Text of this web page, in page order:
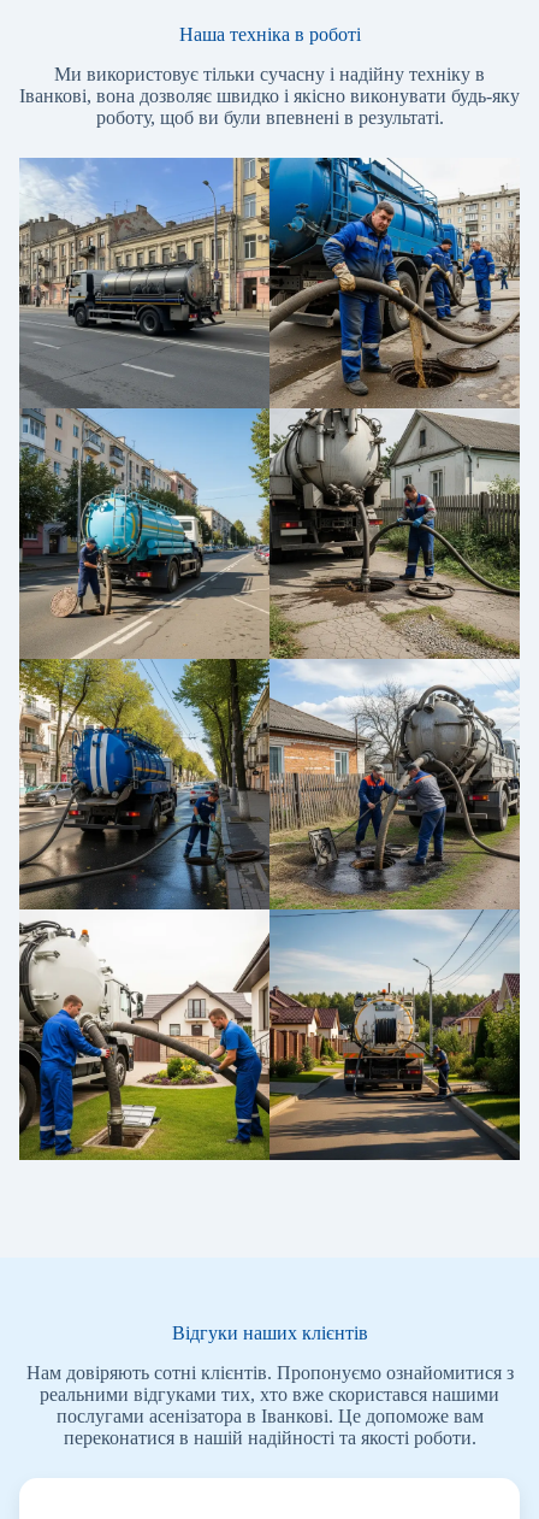
Наша техніка в роботі
Ми використовує тільки сучасну і надійну техніку в
Іванкові, вона дозволяє швидко і якісно виконувати будь-яку
роботу, щоб ви були впевнені в результаті.
Відгуки наших клієнтів
Нам довіряють сотні клієнтів. Пропонуємо ознайомитися з
реальними відгуками тих, хто вже скористався нашими
послугами асенізатора в Іванкові. Це допоможе вам
переконатися в нашій надійності та якості роботи.